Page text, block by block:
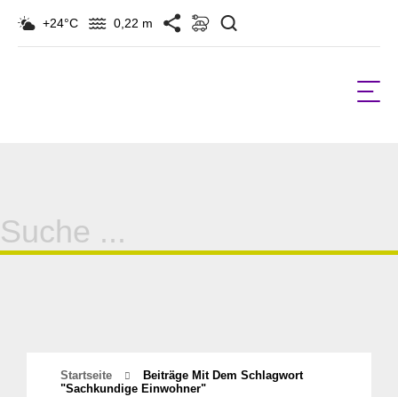
+24°C 0,22 m
Suche
für:
Startseite
Beiträge Mit Dem Schlagwort
"sachkundige Einwohner"